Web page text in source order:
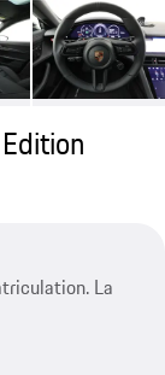
La